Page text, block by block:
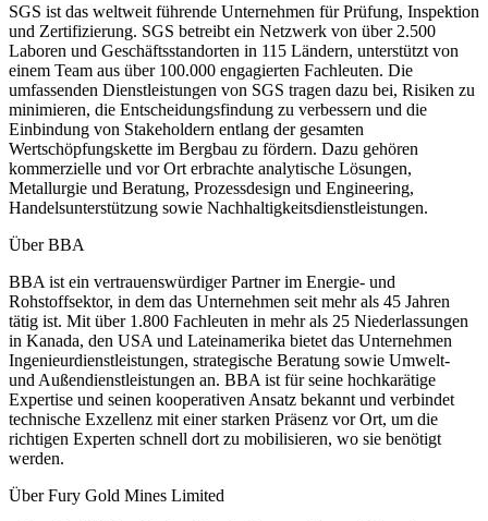
SGS ist das weltweit führende Unternehmen für Prüfung, Inspektion
und Zertifizierung. SGS betreibt ein Netzwerk von über 2.500
Laboren und Geschäftsstandorten in 115 Ländern, unterstützt von
einem Team aus über 100.000 engagierten Fachleuten. Die
umfassenden Dienstleistungen von SGS tragen dazu bei, Risiken zu
minimieren, die Entscheidungsfindung zu verbessern und die
Einbindung von Stakeholdern entlang der gesamten
Wertschöpfungskette im Bergbau zu fördern. Dazu gehören
kommerzielle und vor Ort erbrachte analytische Lösungen,
Metallurgie und Beratung, Prozessdesign und Engineering,
Handelsunterstützung sowie Nachhaltigkeitsdienstleistungen.
Über BBA
BBA ist ein vertrauenswürdiger Partner im Energie- und
Rohstoffsektor, in dem das Unternehmen seit mehr als 45 Jahren
tätig ist. Mit über 1.800 Fachleuten in mehr als 25 Niederlassungen
in Kanada, den USA und Lateinamerika bietet das Unternehmen
Ingenieurdienstleistungen, strategische Beratung sowie Umwelt-
und Außendienstleistungen an. BBA ist für seine hochkarätige
Expertise und seinen kooperativen Ansatz bekannt und verbindet
technische Exzellenz mit einer starken Präsenz vor Ort, um die
richtigen Experten schnell dort zu mobilisieren, wo sie benötigt
werden.
Über Fury Gold Mines Limited